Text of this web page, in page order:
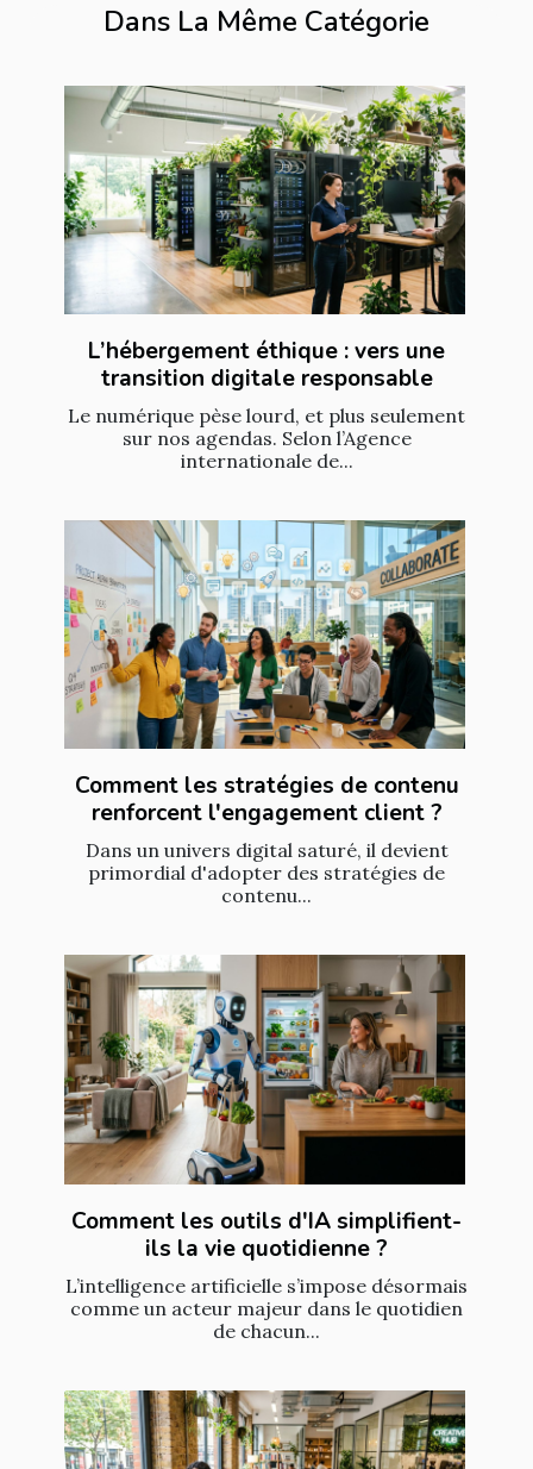
Dans La Même Catégorie
L’hébergement éthique : vers une
transition digitale responsable
Le numérique pèse lourd, et plus seulement
sur nos agendas. Selon l’Agence
internationale de...
Comment les stratégies de contenu
renforcent l'engagement client ?
Dans un univers digital saturé, il devient
primordial d'adopter des stratégies de
contenu...
Comment les outils d'IA simplifient-
ils la vie quotidienne ?
L’intelligence artificielle s’impose désormais
comme un acteur majeur dans le quotidien
de chacun...